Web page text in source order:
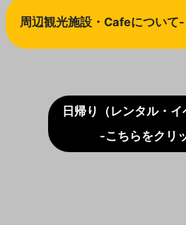
周辺観光施設・Cafeについて
日帰り（レンタル・
-こちらをクリ